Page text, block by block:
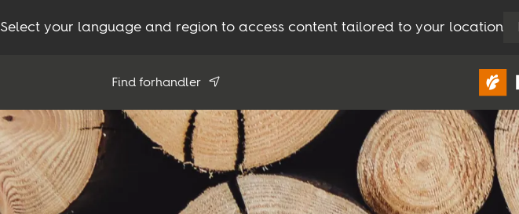
Select your language and region to access content tailored to your location
Find forhandler
Brug min position
Se alle forhandlere
Privat